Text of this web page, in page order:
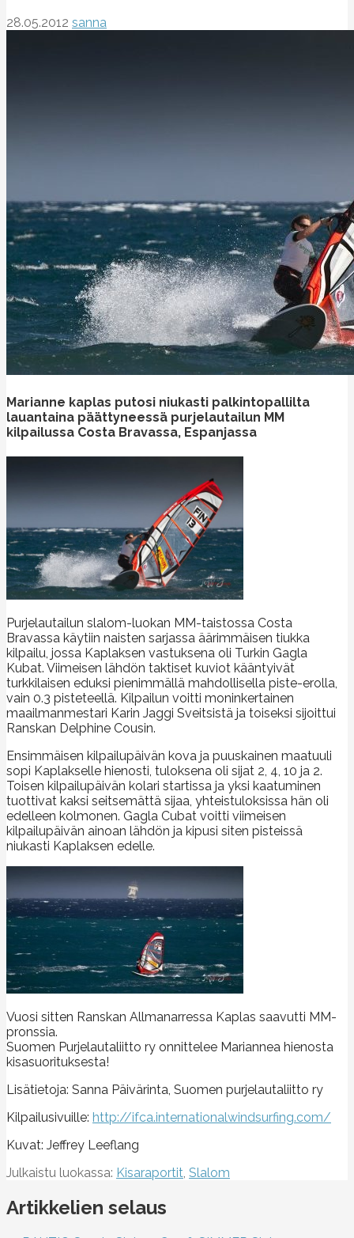
28.05.2012 sanna
Marianne kaplas putosi niukasti palkintopallilta
lauantaina päättyneessä purjelautailun MM
kilpailussa Costa Bravassa, Espanjassa
Purjelautailun slalom-luokan MM-taistossa Costa
Bravassa käytiin naisten sarjassa äärimmäisen tiukka
kilpailu, jossa Kaplaksen vastuksena oli Turkin Gagla
Kubat. Viimeisen lähdön taktiset kuviot kääntyivät
turkkilaisen eduksi pienimmällä mahdollisella piste-erolla,
vain 0.3 pisteteellä. Kilpailun voitti moninkertainen
maailmanmestari Karin Jaggi Sveitsistä ja toiseksi sijoittui
Ranskan Delphine Cousin.
Ensimmäisen kilpailupäivän kova ja puuskainen maatuuli
sopi Kaplakselle hienosti, tuloksena oli sijat 2, 4, 10 ja 2.
Toisen kilpailupäivän kolari startissa ja yksi kaatuminen
tuottivat kaksi seitsemättä sijaa, yhteistuloksissa hän oli
edelleen kolmonen. Gagla Cubat voitti viimeisen
kilpailupäivän ainoan lähdön ja kipusi siten pisteissä
niukasti Kaplaksen edelle.
Vuosi sitten Ranskan Allmanarressa Kaplas saavutti MM-
pronssia.
Suomen Purjelautaliitto ry onnittelee Mariannea hienosta
kisasuorituksesta!
Lisätietoja: Sanna Päivärinta, Suomen purjelautaliitto ry
Kilpailusivuille: http://ifca.internationalwindsurfing.com/
Kuvat: Jeffrey Leeflang
Julkaistu luokassa: Kisaraportit, Slalom
Artikkelien selaus